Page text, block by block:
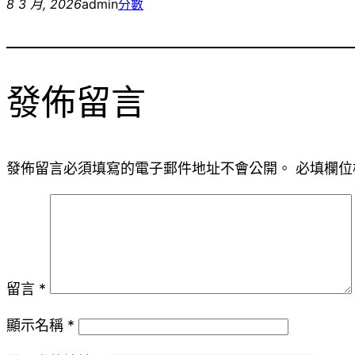
8 3 月, 2026admin分數
發佈留言
發佈留言必須填寫的電子郵件地址不會公開。 必填欄
留言 *
顯示名稱 *